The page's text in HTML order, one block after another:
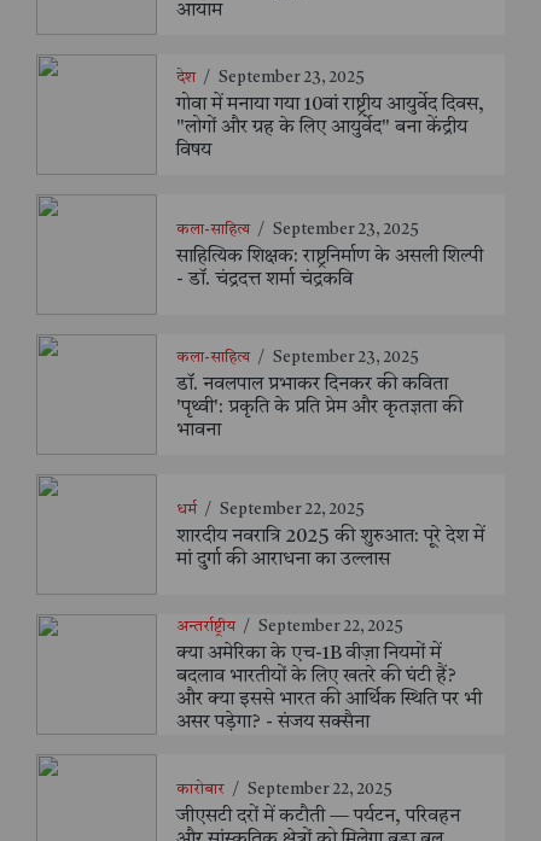
आयाम
देश / September 23, 2025
गोवा में मनाया गया 10वां राष्ट्रीय आयुर्वेद दिवस,
"लोगों और ग्रह के लिए आयुर्वेद" बना केंद्रीय
विषय
कला-साहित्य / September 23, 2025
साहित्यिक शिक्षक: राष्ट्रनिर्माण के असली शिल्पी
- डॉ. चंद्रदत्त शर्मा चंद्रकवि
कला-साहित्य / September 23, 2025
डॉ. नवलपाल प्रभाकर दिनकर की कविता
'पृथ्वी': प्रकृति के प्रति प्रेम और कृतज्ञता की
भावना
धर्म / September 22, 2025
शारदीय नवरात्रि 2025 की शुरुआत: पूरे देश में
मां दुर्गा की आराधना का उल्लास
अन्तर्राष्ट्रीय / September 22, 2025
क्या अमेरिका के एच-1B वीज़ा नियमों में
बदलाव भारतीयों के लिए खतरे की घंटी हैं?
और क्या इससे भारत की आर्थिक स्थिति पर भी
असर पड़ेगा? - संजय सक्सैना
कारोबार / September 22, 2025
जीएसटी दरों में कटौती — पर्यटन, परिवहन